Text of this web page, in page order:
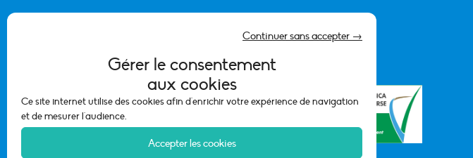
Gérer le consentement
aux cookies
Ce site internet utilise des cookies afin d'enrichir votre expérience de navigation
et de mesurer l'audience.
Accepter les cookies
Continuer sans accepter →
CONTACTER L’ÉQUIPE DU PÔLE